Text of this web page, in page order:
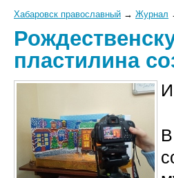
Хабаровск православный → Журнал
пластилина